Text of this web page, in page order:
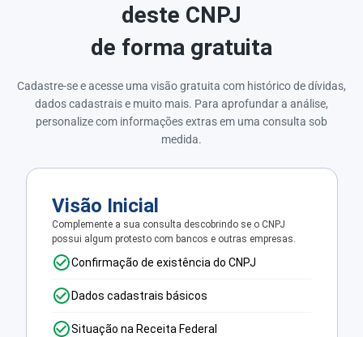
deste CNPJ
de forma gratuita
Cadastre-se e acesse uma visão gratuita com histórico de dívidas,
dados cadastrais e muito mais. Para aprofundar a análise,
personalize com informações extras em uma consulta sob
medida.
Visão Inicial
Complemente a sua consulta descobrindo se o CNPJ
possui algum protesto com bancos e outras empresas.
Confirmação de existência do CNPJ
Dados cadastrais básicos
Situação na Receita Federal